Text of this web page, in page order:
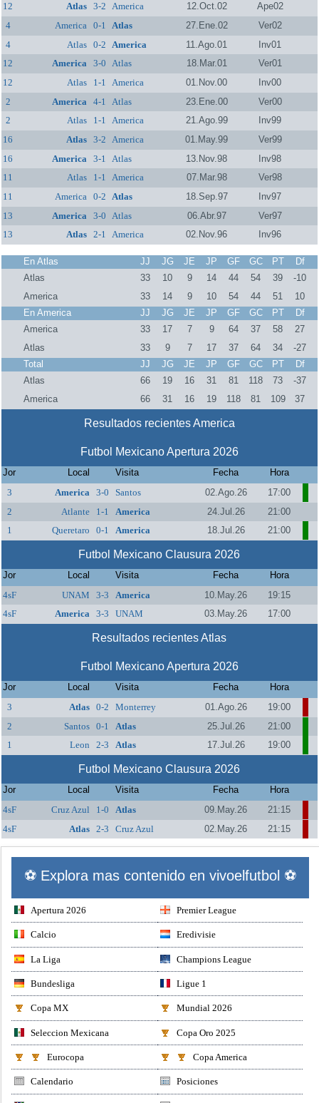
12
Atlas 3-2 America 12.Oct.02
Ape02
4
America 0-1 Atlas 27.Ene.02
Ver02
4
Atlas 0-2 America 11.Ago.01
Inv01
12
America 3-0 Atlas 18.Mar.01
Ver01
12
Atlas 1-1 America 01.Nov.00
Inv00
2
America 4-1 Atlas 23.Ene.00
Ver00
2
Atlas 1-1 America 21.Ago.99
Inv99
16
Atlas 3-2 America 01.May.99
Ver99
16
America 3-1 Atlas 13.Nov.98
Inv98
11
Atlas 1-1 America 07.Mar.98
Ver98
11
America 0-2 Atlas 18.Sep.97
Inv97
13
America 3-0 Atlas 06.Abr.97
Ver97
13
Atlas 2-1 America 02.Nov.96 Inv96
En Atlas JJ JG JE JP GF GC PT
Df
Atlas
33 10 9 14 44 54 39
-10
America
33 14 9 10 54 44 51
10
En America
JJ JG JE JP GF GC PT
Df
America
33 17 7 9 64 37 58
27
Atlas
33 9 7 17 37 64 34
-27
Total
JJ JG JE JP GF GC PT
Df
Atlas
66 19 16 31 81 118 73
-37
America
66 31 16 19 118 81 109 37
Resultados recientes America
Futbol Mexicano Apertura 2026
Jor Local Visita Fecha
Hora
3
America 3-0 Santos 02.Ago.26
17:00
2
Atlante 1-1 America 24.Jul.26
21:00
1
Queretaro 0-1 America 18.Jul.26 21:00
Futbol Mexicano Clausura 2026
Jor Local Visita Fecha
Hora
4sF
UNAM 3-3 America 10.May.26
19:15
4sF
America 3-3 UNAM 03.May.26 17:00
Resultados recientes Atlas
Futbol Mexicano Apertura 2026
Jor Local Visita Fecha
Hora
3
Atlas 0-2 Monterrey 01.Ago.26
19:00
2
Santos 0-1 Atlas 25.Jul.26
21:00
1
Leon 2-3 Atlas 17.Jul.26 19:00
Futbol Mexicano Clausura 2026
Jor Local Visita Fecha
Hora
4sF
Cruz Azul 1-0 Atlas 09.May.26
21:15
4sF
Atlas 2-3 Cruz Azul 02.May.26 21:15
⚽ Explora mas contenido en vivoelfutbol ⚽
Apertura 2026 Premier League
Calcio Eredivisie
La Liga Champions League
Bundesliga Ligue 1
Copa MX Mundial 2026
Seleccion Mexicana Copa Oro 2025
Eurocopa Copa America
Calendario Posiciones